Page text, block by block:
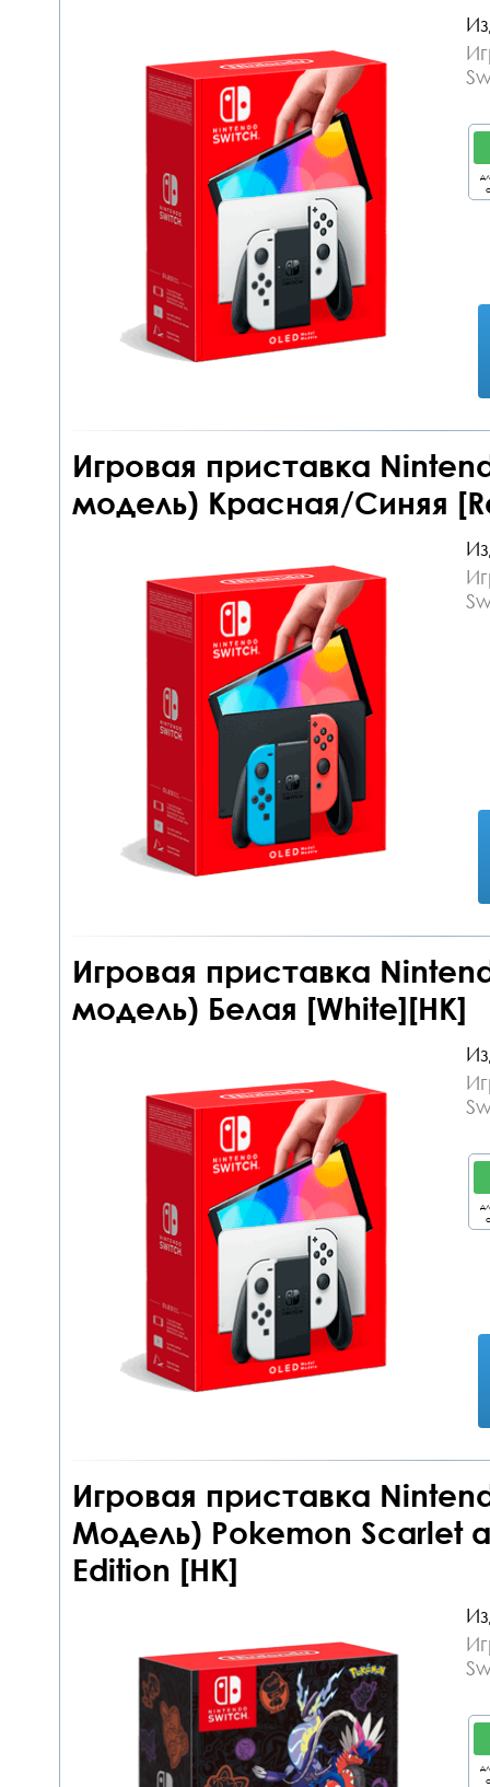
Игровая приставка
модель) Красная/Синяя
Игровая приставка
модель) Белая [White][HK]
Игровая приставка
Модель) Pokemon Scarlet
Edition [HK]